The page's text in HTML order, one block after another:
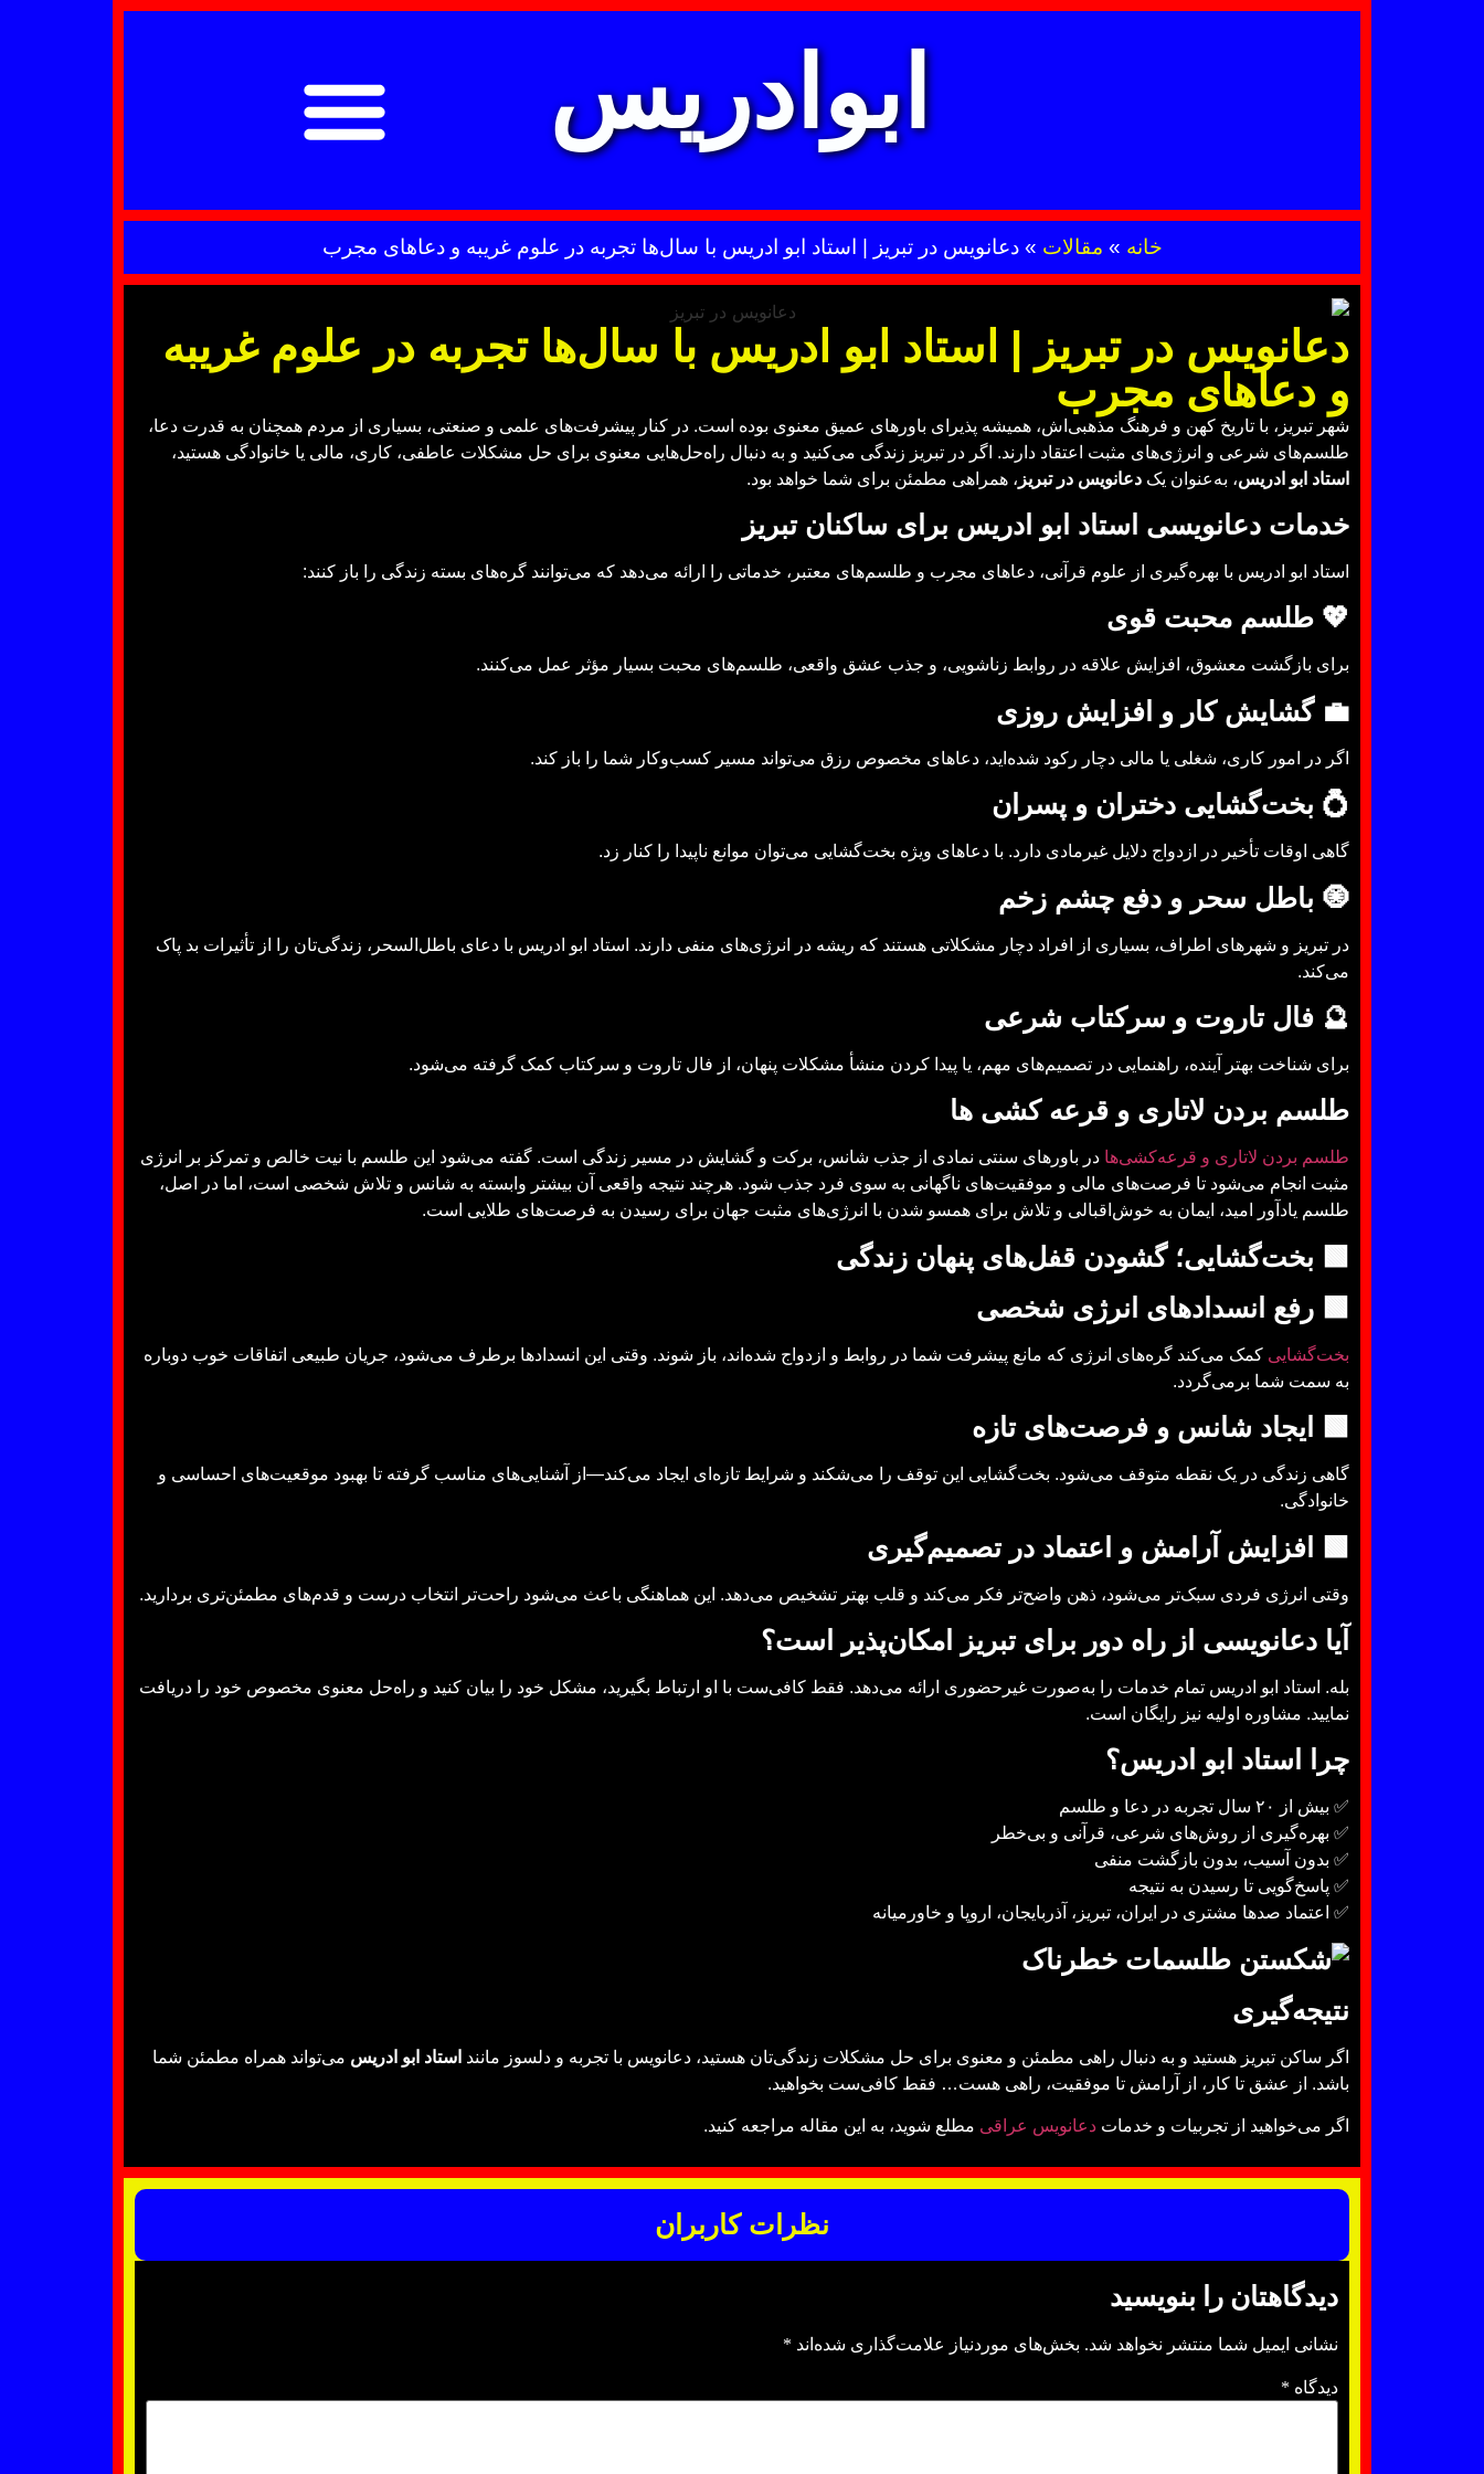
ابوادریس
خانه » مقالات »دعانویس در تبریز | استاد ابو ادریس با سال‌ها تجربه در علوم غریبه و دعاهای مجرب
دعانویس در تبریز | استاد ابو ادریس با سال‌ها تجربه در علوم غریبه
و دعاهای مجرب
شهر تبریز، با تاریخ کهن و فرهنگ مذهبی‌اش، همیشه پذیرای باورهای عمیق معنوی بوده است. در کنار پیشرفت‌های علمی و صنعتی، بسیاری از مردم همچنان به قدرت دعا،
طلسم‌های شرعی و انرژی‌های مثبت اعتقاد دارند. اگر در تبریز زندگی می‌کنید و به دنبال راه‌حل‌هایی معنوی برای حل مشکلات عاطفی، کاری، مالی یا خانوادگی هستید،
استاد ابو ادریس، به‌عنوان یک دعانویس در تبریز ، همراهی مطمئن برای شما خواهد بود.
خدمات دعانویسی استاد ابو ادریس برای ساکنان تبریز
استاد ابو ادریس با بهره‌گیری از علوم قرآنی، دعاهای مجرب و طلسم‌های معتبر، خدماتی را ارائه می‌دهد که می‌توانند گره‌های بسته زندگی را باز کنند:
💖 طلسم محبت قوی
برای بازگشت معشوق، افزایش علاقه در روابط زناشویی، و جذب عشق واقعی، طلسم‌های محبت بسیار مؤثر عمل می‌کنند.
💼 گشایش کار و افزایش روزی
اگر در امور کاری، شغلی یا مالی دچار رکود شده‌اید، دعاهای مخصوص رزق می‌تواند مسیر کسب‌وکار شما را باز کند.
💍 بخت‌گشایی دختران و پسران
گاهی اوقات تأخیر در ازدواج دلایل غیرمادی دارد. با دعاهای ویژه بخت‌گشایی می‌توان موانع ناپیدا را کنار زد.
🧿 باطل سحر و دفع چشم زخم
در تبریز و شهرهای اطراف، بسیاری از افراد دچار مشکلاتی هستند که ریشه در انرژی‌های منفی دارند. استاد ابو ادریس با دعای باطل‌السحر، زندگی‌تان را از تأثیرات بد پاک
می‌کند.
🔮 فال تاروت و سرکتاب شرعی
برای شناخت بهتر آینده، راهنمایی در تصمیم‌های مهم، یا پیدا کردن منشأ مشکلات پنهان، از فال تاروت و سرکتاب کمک گرفته می‌شود.
طلسم بردن لاتاری و قرعه کشی ها
طلسم بردن لاتاری و قرعه‌کشی‌ها در باورهای سنتی نمادی از جذب شانس، برکت و گشایش در مسیر زندگی است. گفته می‌شود این طلسم با نیت خالص و تمرکز بر انرژی
مثبت انجام می‌شود تا فرصت‌های مالی و موفقیت‌های ناگهانی به سوی فرد جذب شود. هرچند نتیجه واقعی آن بیشتر وابسته به شانس و تلاش شخصی است، اما در اصل،
طلسم یادآور امید، ایمان به خوش‌اقبالی و تلاش برای همسو شدن با انرژی‌های مثبت جهان برای رسیدن به فرصت‌های طلایی است.
🟩 بخت‌گشایی؛ گشودن قفل‌های پنهان زندگی
🟩 رفع انسدادهای انرژی شخصی
بخت‌گشایی کمک می‌کند گره‌های انرژی که مانع پیشرفت شما در روابط و ازدواج شده‌اند، باز شوند. وقتی این انسدادها برطرف می‌شود، جریان طبیعی اتفاقات خوب دوباره
به سمت شما برمی‌گردد.
🟩 ایجاد شانس و فرصت‌های تازه
گاهی زندگی در یک نقطه متوقف می‌شود. بخت‌گشایی این توقف را می‌شکند و شرایط تازه‌ای ایجاد می‌کند—از آشنایی‌های مناسب گرفته تا بهبود موقعیت‌های احساسی و
خانوادگی.
🟩 افزایش آرامش و اعتماد در تصمیم‌گیری
وقتی انرژی فردی سبک‌تر می‌شود، ذهن واضح‌تر فکر می‌کند و قلب بهتر تشخیص می‌دهد. این هماهنگی باعث می‌شود راحت‌تر انتخاب درست و قدم‌های مطمئن‌تری بردارید.
آیا دعانویسی از راه دور برای تبریز امکان‌پذیر است؟
بله. استاد ابو ادریس تمام خدمات را به‌صورت غیرحضوری ارائه می‌دهد. فقط کافی‌ست با او ارتباط بگیرید، مشکل خود را بیان کنید و راه‌حل معنوی مخصوص خود را دریافت
نمایید. مشاوره اولیه نیز رایگان است.
چرا استاد ابو ادریس؟
✅ بیش از ۲۰ سال تجربه در دعا و طلسم
✅ بهره‌گیری از روش‌های شرعی، قرآنی و بی‌خطر
✅ بدون آسیب، بدون بازگشت منفی
✅ پاسخ‌گویی تا رسیدن به نتیجه
✅ اعتماد صدها مشتری در ایران، تبریز، آذربایجان، اروپا و خاورمیانه
نتیجه‌گیری
اگر ساکن تبریز هستید و به دنبال راهی مطمئن و معنوی برای حل مشکلات زندگی‌تان هستید، دعانویس با تجربه و دلسوز مانند استاد ابو ادریس می‌تواند همراه مطمئن شما
باشد. از عشق تا کار، از آرامش تا موفقیت، راهی هست… فقط کافی‌ست بخواهید.
اگر می‌خواهید از تجربیات و خدمات دعانویس عراقی مطلع شوید، به این مقاله مراجعه کنید.
نظرات کاربران
دیدگاهتان را بنویسید
نشانی ایمیل شما منتشر نخواهد شد. بخش‌های موردنیاز علامت‌گذاری شده‌اند *
دیدگاه *